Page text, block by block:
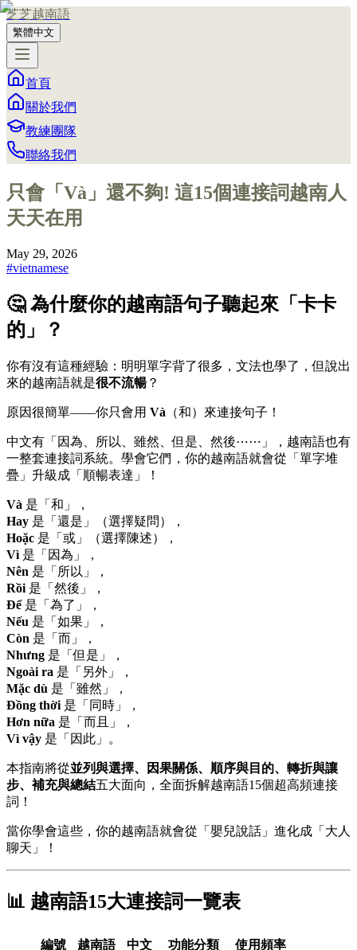
芝芝越南語
繁體中文
首頁
關於我們
教練團隊
聯絡我們
只會「Và」還不夠! 這15個連接詞越南人
天天在用
May 29, 2026
#vietnamese
🤔 為什麼你的越南語句子聽起來「卡卡
的」？
你有沒有這種經驗：明明單字背了很多，文法也學了，但說出
來的越南語就是很不流暢 ？
原因很簡單——你只會用 Và （和）來連接句子！
中文有「因為、所以、雖然、但是、然後⋯⋯」，越南語也有
一整套連接詞系統。學會它們，你的越南語就會從「單字堆
疊」升級成「順暢表達」！
Và 是「和」，
Hay 是「還是」（選擇疑問），
Hoặc 是「或」（選擇陳述），
Vì 是「因為」，
Nên 是「所以」，
Rồi 是「然後」，
Để是「為了」，
Nếu 是「如果」，
Còn 是「而」，
Nhưng 是「但是」，
Ngoài ra 是「另外」，
Mặc dù 是「雖然」，
Đồng thời 是「同時」，
Hơn nữa 是「而且」，
Vì vậy 是「因此」。
本指南將從並列與選擇、因果關係、順序與目的、轉折與讓
步、補充與總結五大面向，全面拆解越南語15個超高頻連接
詞！
當你學會這些，你的越南語就會從「嬰兒說話」進化成「大人
聊天」！
📊 越南語15大連接詞一覽表
編號 越南語 中文 功能分類
使用頻率